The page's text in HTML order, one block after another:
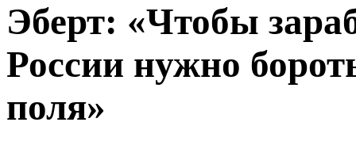
Эберт: «Чтобы
России нужно
поля»